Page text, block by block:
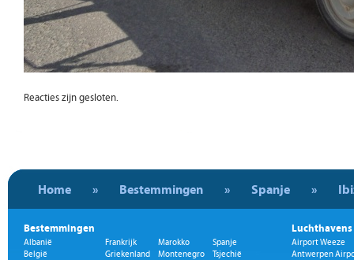
Reacties zijn gesloten.
Home » Bestemmingen » Spanje »
Bestemmingen
Albanië
België
Frankrijk
Griekenland
Marokko
Montenegro
Spanje
Tsjechië
Luchthavens
Airport Weeze
Antwerpen